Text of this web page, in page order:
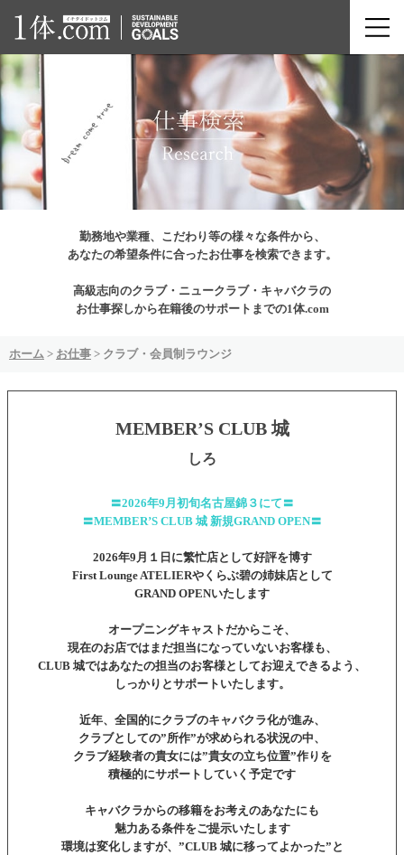
勤務地や業種、こだわり等の様々な条件から、
あなたの希望条件に合ったお仕事を検索できます。
高級志向のクラブ・ニュークラブ・キャバクラの
お仕事探しから在籍後のサポートまでの1体.com
ホーム > お仕事 > クラブ・会員制ラウンジ
MEMBER’S CLUB 城
しろ
〓2026年9月初旬名古屋錦３にて〓
〓MEMBER’S CLUB 城 新規GRAND OPEN〓
2026年9月１日に繁忙店として好評を博す
First Lounge ATELIERやくらぶ碧の姉妹店として
GRAND OPENいたします
オープニングキャストだからこそ、
現在のお店ではまだ担当になっていないお客様も、
CLUB 城ではあなたの担当のお客様としてお迎えできるよう、
しっかりとサポートいたします。
近年、全国的にクラブのキャバクラ化が進み、
クラブとしての”所作”が求められる状況の中、
クラブ経験者の貴女には”貴女の立ち位置”作りを
積極的にサポートしていく予定です
キャバクラからの移籍をお考えのあなたにも
魅力ある条件をご提示いたします
環境は変化しますが、”CLUB 城に移ってよかった”と